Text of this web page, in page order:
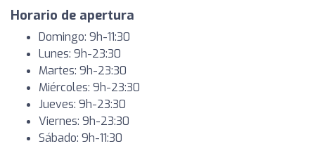
Horario de apertura
Domingo: 9h-11:30
Lunes: 9h-23:30
Martes: 9h-23:30
Miércoles: 9h-23:30
Jueves: 9h-23:30
Viernes: 9h-23:30
Sábado: 9h-11:30